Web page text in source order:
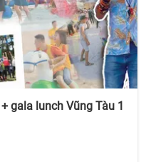
gala lunch Vũng Tàu 1